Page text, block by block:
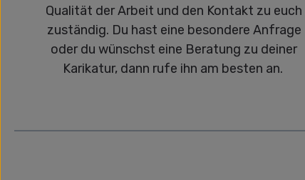
Qualität der Arbeit und den Kontakt zu euch
zuständig. Du hast eine besondere Anfrage
oder du wünschst eine Beratung zu deiner
Karikatur, dann rufe ihn am besten an.